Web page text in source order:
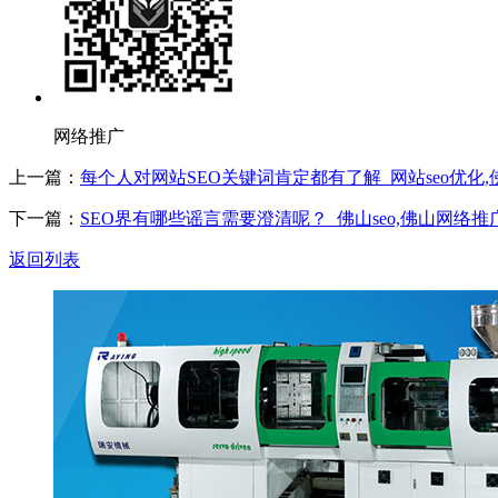
网络推广
上一篇： 每个人对网站SEO关键词肯定都有了解_网站seo优化,
下一篇： SEO界有哪些谣言需要澄清呢？_佛山seo,佛山网络推
返回列表